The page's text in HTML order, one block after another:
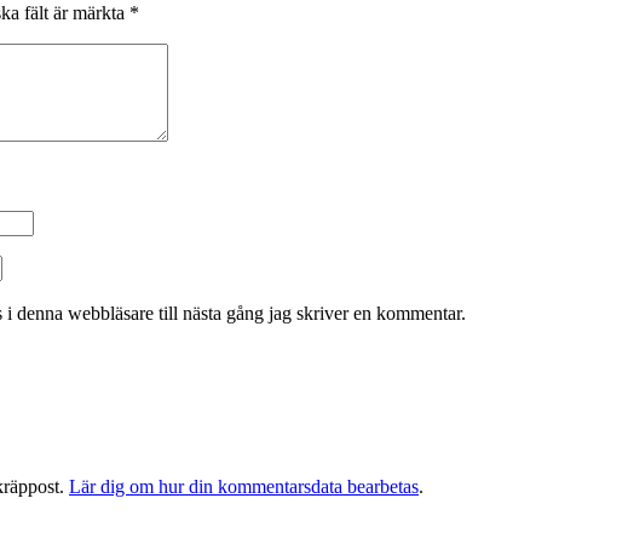
fält är märkta *
denna webbläsare till nästa gång jag skriver en kommentar.
Lär dig om hur din kommentarsdata bearbetas.